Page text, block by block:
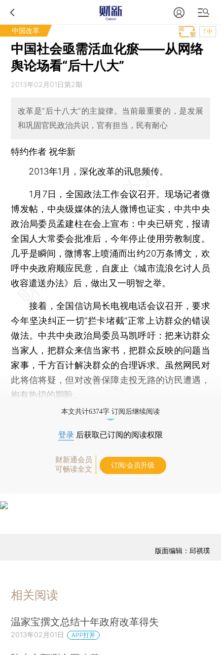
中国改革 T中
中国社会亟需活血化瘀——从网络
舆论场看“后十八大”
2013年02月01日第2期
改革是“后十八大”的主旋律。当前最重要的，是发展
和巩固官民政治共识，官有担当，民有耐心
特约作者 祝华新
2013年1月，深化改革的讯息频传。
1月7日，全国政法工作会议召开。现场记者微
博发帖，中央级媒体的法人微博也证实，中共中央
政治局委员孟建柱在会上宣布：中央已研究，报请
全国人大常委会批准后，今年停止使用劳教制度。
几乎是瞬间，微博客上喷涌而出约20万条博文，欢
呼中央政府顺应民意，自废止《城市流浪乞讨人员
收容遣送办法》后，做出又一明智之举。
接着，全国信访局长电视电话会议召开，要求
今年坚决纠正一切“拦卡堵截”正常上访群众的错误
做法。中共中央政治局委员马凯呼吁：把来访群众
当家人，把群众来信当家书，把群众反映的问题当
家事，千方百计解决群众的合理诉求。虽然网民对
此将信将疑，但对改善保障走投无路的访民遭遇，
抱有热切的期盼。
本文共计6374字 订阅后继续阅读
登录 后获取已订阅的阅读权限
财新通会员
可畅读全文
订阅/会员升级
版面编辑：邱祺璞
相关阅读
温家宝撰文总结十年政府改革得失
2013年02月01日 APP打开